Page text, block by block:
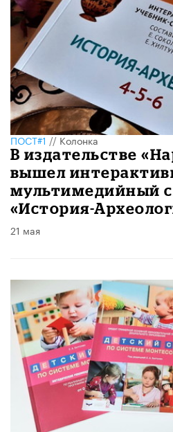
ПОСТ#1//Колонка
В издательстве
вышел
мультимедийный
«История-
21 мая